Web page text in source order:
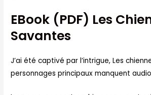
EBook (PDF) Les
Savantes
J’ai été captivé par l’intrigue, Les
personnages principaux manquent